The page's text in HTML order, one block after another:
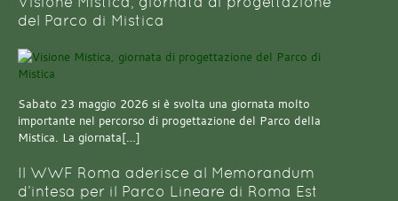
del Parco di Mistica
Sabato 23 maggio 2026 si è svolta una giornata molto
importante nel percorso di progettazione del Parco della
Mistica. La giornata[…]
Il WWF Roma aderisce al Memorandum
d’intesa per il Parco Lineare di Roma Est